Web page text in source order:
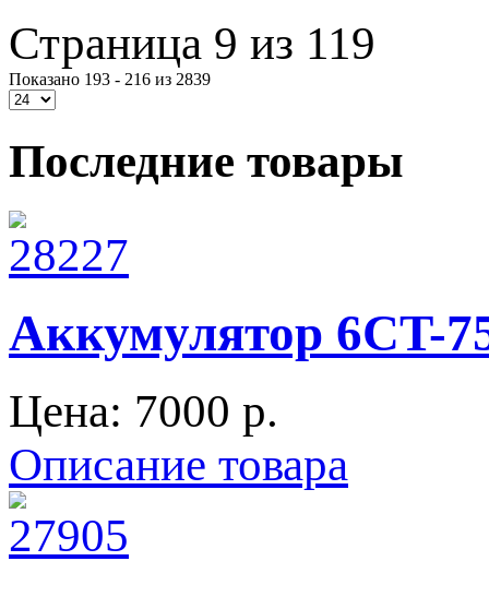
Страница 9 из 119
Показано 193 - 216 из 2839
Последние товары
Аккумулятор 6CT-
Цена: 7000 p.
Описание товара